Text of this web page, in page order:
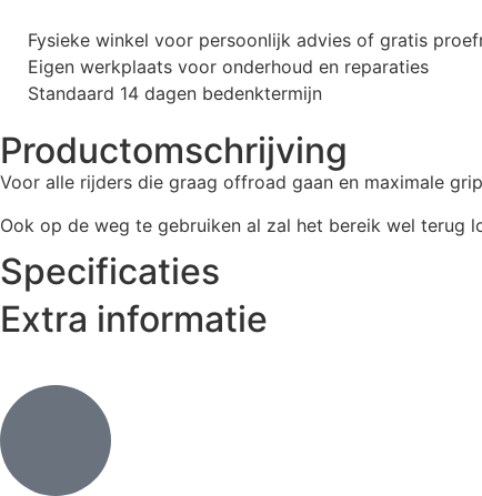
Fysieke winkel voor persoonlijk advies of gratis
Eigen werkplaats voor onderhoud en reparaties
Standaard 14 dagen bedenktermijn
Productomschrijving
Voor alle rijders die graag offroad gaan en maximale
Ook op de weg te gebruiken al zal het bereik wel terug
Specificaties
Extra informatie